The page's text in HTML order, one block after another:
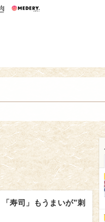
うまい肉
寿司」もうまいが"刺